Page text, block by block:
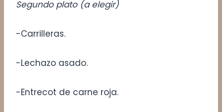
Segundo plato (a elegir)
-Carrilleras.
-Lechazo asado.
-Entrecot de carne roja.